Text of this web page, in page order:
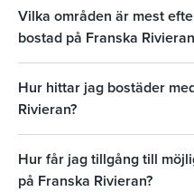
Vilka områden är mest
bostad på Franska
Hur hittar jag bostäder
Rivieran?
Hur får jag tillgång till
på Franska Rivieran?